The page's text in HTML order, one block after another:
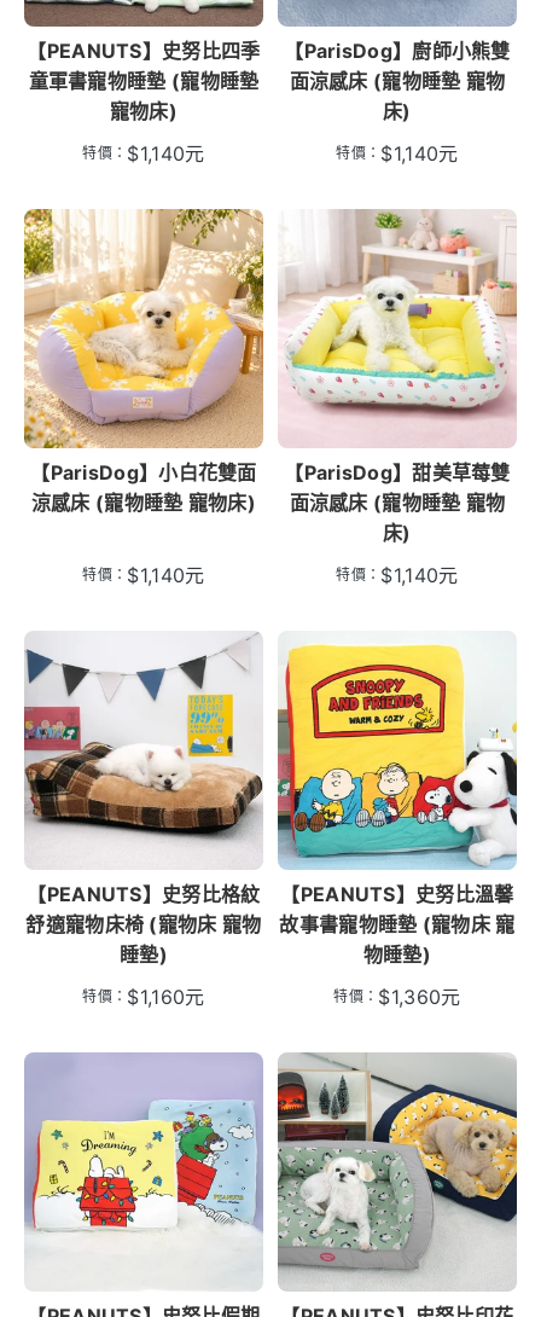
【PEANUTS】史努比四季
童軍書寵物睡墊 (寵物睡墊
寵物床)
特價： $1,140元
【ParisDog】廚師小熊雙
面涼感床 (寵物睡墊 寵物
床)
特價： $1,140元
【ParisDog】小白花雙面
涼感床 (寵物睡墊 寵物床)
特價： $1,140元
【ParisDog】甜美草莓雙
面涼感床 (寵物睡墊 寵物
床)
特價： $1,140元
【PEANUTS】史努比格紋
舒適寵物床椅 (寵物床 寵物
睡墊)
特價： $1,160元
【PEANUTS】史努比溫馨
故事書寵物睡墊 (寵物床 寵
物睡墊)
特價： $1,360元